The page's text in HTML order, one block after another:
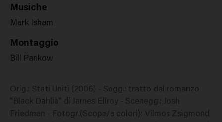
Musiche
Mark Isham
Montaggio
Bill Pankow
Orig.: Stati Uniti (2006) - Sogg.: tratto dal romanzo
"Black Dahlia" di James Ellroy - Scenegg.: Josh
Friedman - Fotogr.(Scope/a colori): Vilmos Zsigmond